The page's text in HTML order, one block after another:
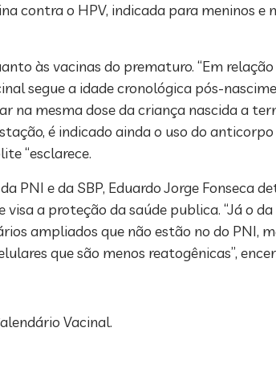
contra o HPV, indicada para meninos
às vacinas do prematuro. “Em
segue a idade cronológica pós-
na mesma dose da criança nascida a
é indicado ainda o uso do
“esclarece.
PNI e da SBP, Eduardo Jorge Fonseca
a proteção da saúde publica. “Já o
ampliados que não estão no do PNI,
que são menos reatogênicas”,
Vacinal.